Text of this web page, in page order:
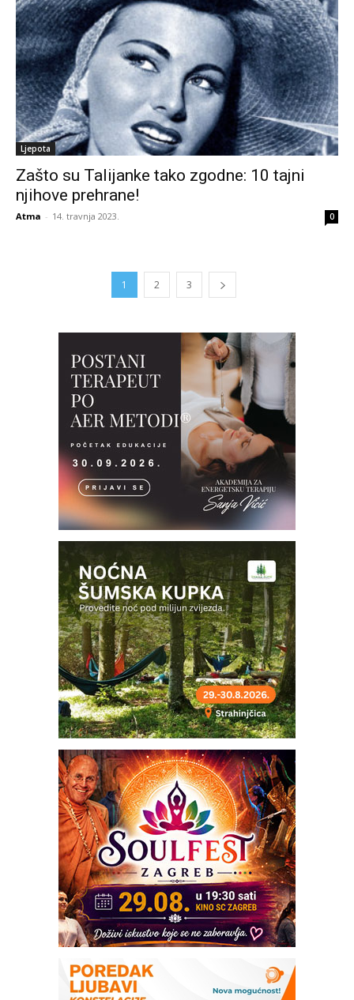
Ljepota
Zašto su Talijanke tako zgodne: 10 tajni
njihove prehrane!
Atma - 14. travnja 2023. 0
1 2 3